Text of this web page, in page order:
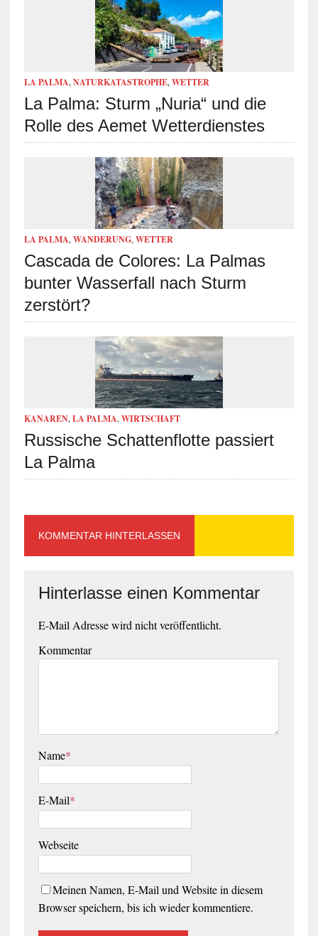
LA PALMA,NATURKATASTROPHE,WETTER
La Palma: Sturm „Nuria“ und die
Rolle des Aemet Wetterdienstes
LA PALMA,WANDERUNG,WETTER
Cascada de Colores: La Palmas
bunter Wasserfall nach Sturm
zerstört?
KANAREN,LA PALMA,WIRTSCHAFT
Russische Schattenflotte passiert
La Palma
KOMMENTAR HINTERLASSEN
Hinterlasse einen Kommentar
E-Mail Adresse wird nicht veröffentlicht.
Kommentar
Name*
E-Mail*
Webseite
Meinen Namen, E-Mail und Website in diesem
Browser speichern, bis ich wieder kommentiere.